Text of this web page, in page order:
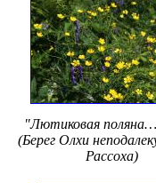
"Лютиковая
(Берег Олхи
Рассоха)